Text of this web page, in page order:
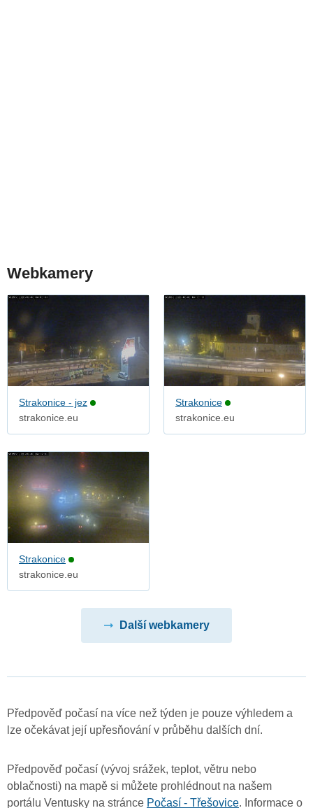
Webkamery
Strakonice - jez
strakonice.eu
Strakonice
strakonice.eu
Strakonice
strakonice.eu
Další webkamery
Předpověď počasí na více než týden je pouze výhledem a
lze očekávat její upřesňování v průběhu dalších dní.
Předpověď počasí (vývoj srážek, teplot, větru nebo
oblačnosti) na mapě si můžete prohlédnout na našem
portálu Ventusky na stránce Počasí - Třešovice. Informace o